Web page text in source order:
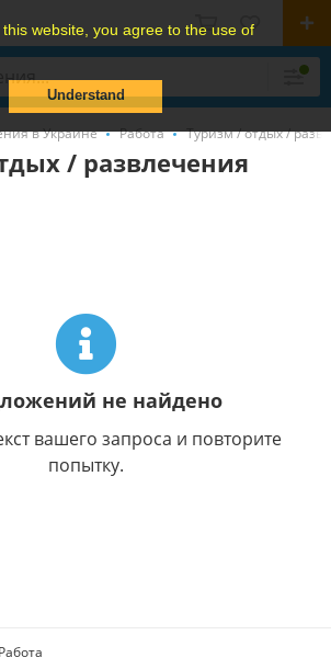
website, you agree to the use of
Understand
в Украине Работа Туризм / отдых /
/ развлечения
не найдено
вашего запроса и повторите
попытку.
Работа